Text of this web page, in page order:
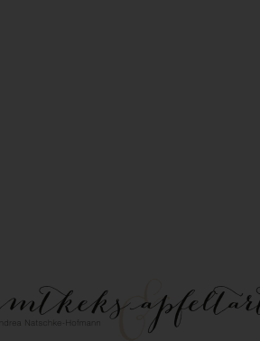
Gemüse auf cremigem Tahini-